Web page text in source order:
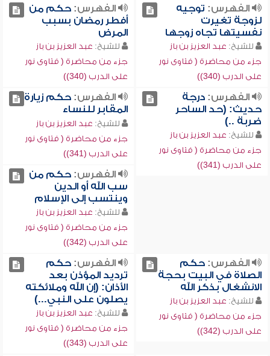
الفهرس: توجيه
لزوجة تغيرت
نفسيتها تجاه زوجها
للشيخ: عبد العزيز بن باز
جزء من محاضرة ( فتاوى نور
على الدرب (340))
الفهرس:حكم من
أفطر رمضان بسبب
المرض
للشيخ: عبد العزيز بن باز
جزء من محاضرة ( فتاوى نور
على الدرب (340))
الفهرس:درجة
حديث: (حد الساحر
ضربة ..)
للشيخ: عبد العزيز بن باز
جزء من محاضرة ( فتاوى نور
على الدرب (341))
الفهرس:حكم زيارة
المقابر للنساء
للشيخ: عبد العزيز بن باز
جزء من محاضرة ( فتاوى نور
على الدرب (341))
الفهرس:حكم من
سب الله أو الدين
وينتسب إلى الإسلام
للشيخ: عبد العزيز بن باز
جزء من محاضرة ( فتاوى نور
على الدرب (342))
الفهرس:حكم
الصلاة في البيت بحجة
الانشغال بذكر الله
للشيخ: عبد العزيز بن باز
جزء من محاضرة ( فتاوى نور
على الدرب (342))
الفهرس:حكم
ترديد المؤذن بعد
الأذان: (إن الله وملائكته
يصلون على النبي...)
للشيخ: عبد العزيز بن باز
جزء من محاضرة ( فتاوى نور
على الدرب (343))